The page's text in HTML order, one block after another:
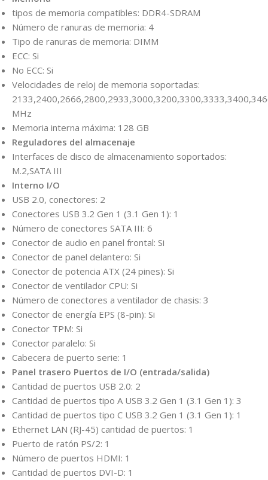
tipos de memoria compatibles: DDR4-SDRAM
Número de ranuras de memoria: 4
Tipo de ranuras de memoria: DIMM
ECC: Si
No ECC: Si
Velocidades de reloj de memoria soportadas:
MHz
Memoria interna máxima: 128 GB
Reguladores del almacenaje
Interfaces de disco de almacenamiento soportados:
M.2,SATA III
Interno I/O
USB 2.0, conectores: 2
Conectores USB 3.2 Gen 1 (3.1 Gen 1): 1
Número de conectores SATA III: 6
Conector de audio en panel frontal: Si
Conector de panel delantero: Si
Conector de potencia ATX (24 pines): Si
Conector de ventilador CPU: Si
Número de conectores a ventilador de chasis: 3
Conector de energía EPS (8-pin): Si
Conector TPM: Si
Conector paralelo: Si
Cabecera de puerto serie: 1
Panel trasero Puertos de I/O (entrada/salida)
Cantidad de puertos USB 2.0: 2
Cantidad de puertos tipo A USB 3.2 Gen 1 (3.1 Gen 1): 3
Cantidad de puertos tipo C USB 3.2 Gen 1 (3.1 Gen 1): 1
Ethernet LAN (RJ-45) cantidad de puertos: 1
Puerto de ratón PS/2: 1
Número de puertos HDMI: 1
Cantidad de puertos DVI-D: 1